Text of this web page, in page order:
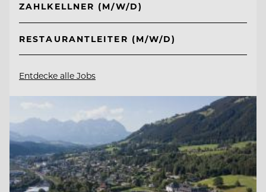
ZAHLKELLNER (M/W/D)
RESTAURANTLEITER (M/W/D)
Entdecke alle Jobs